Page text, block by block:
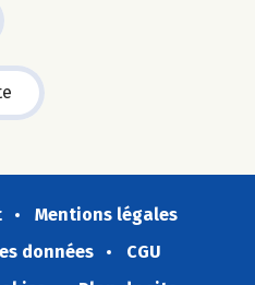
Mentions légales
données
CGU